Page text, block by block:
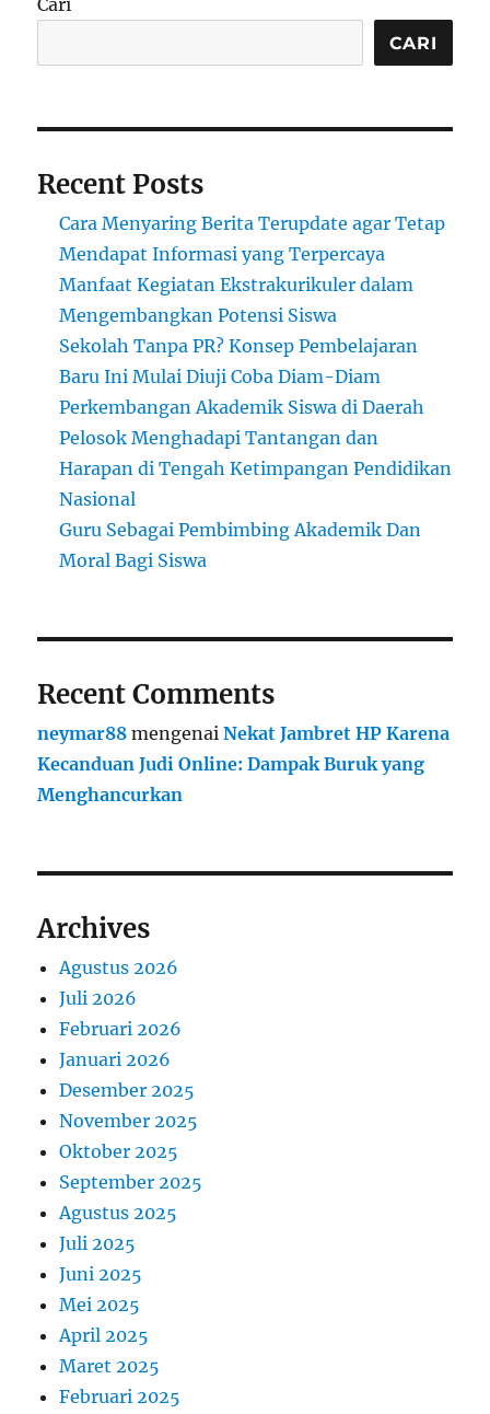
Bagaimana
Kerjanya?
Cari
CARI
Recent Posts
Cara Menyaring Berita Terupdate agar Tetap
Mendapat Informasi yang Terpercaya
Manfaat Kegiatan Ekstrakurikuler dalam
Mengembangkan Potensi Siswa
Sekolah Tanpa PR? Konsep Pembelajaran
Baru Ini Mulai Diuji Coba Diam-Diam
Perkembangan Akademik Siswa di Daerah
Pelosok Menghadapi Tantangan dan
Harapan di Tengah Ketimpangan Pendidikan
Nasional
Guru Sebagai Pembimbing Akademik Dan
Moral Bagi Siswa
Recent Comments
neymar88 mengenaiNekat Jambret HP Karena
Kecanduan Judi Online: Dampak Buruk yang
Menghancurkan
Archives
Agustus 2026
Juli 2026
Februari 2026
Januari 2026
Desember 2025
November 2025
Oktober 2025
September 2025
Agustus 2025
Juli 2025
Juni 2025
Mei 2025
April 2025
Maret 2025
Februari 2025